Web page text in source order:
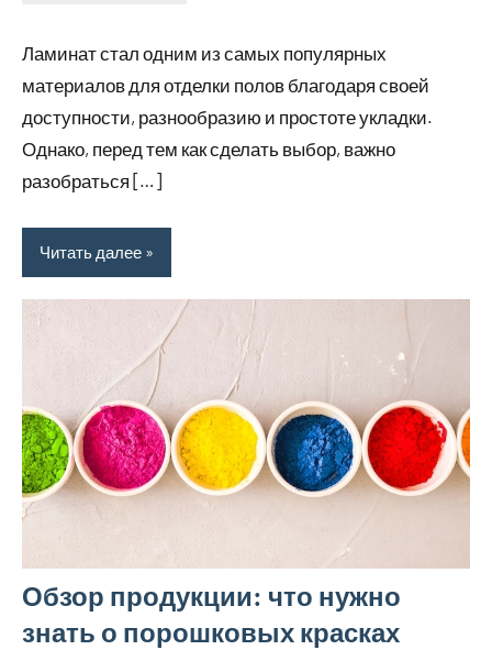
Ламинат стал одним из самых популярных
материалов для отделки полов благодаря своей
доступности, разнообразию и простоте укладки.
Однако, перед тем как сделать выбор, важно
разобраться […]
Читать далее
Обзор продукции: что нужно
знать о порошковых красках